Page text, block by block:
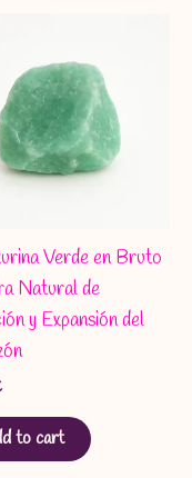
Verde en Bruto
Natural de
y Expansión del
to cart